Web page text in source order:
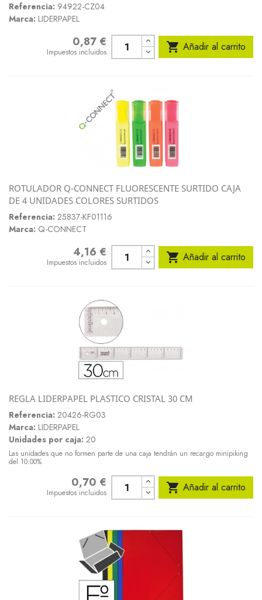
Referencia: 94922-CZ04
Marca: LIDERPAPEL
0,87 €
Impuestos incluidos  Añadir al carrito
ROTULADOR Q-CONNECT FLUORESCENTE SURTIDO CAJA
DE 4 UNIDADES COLORES SURTIDOS
Referencia: 25837-KF01116
Marca: Q-CONNECT
4,16 €
Impuestos incluidos  Añadir al carrito
REGLA LIDERPAPEL PLASTICO CRISTAL 30 CM
Referencia: 20426-RG03
Marca: LIDERPAPEL
Unidades por caja: 20
Las unidades que no formen parte de una caja tendrán un recargo minipiking
del 10.00%
0,70 €
Impuestos incluidos  Añadir al carrito